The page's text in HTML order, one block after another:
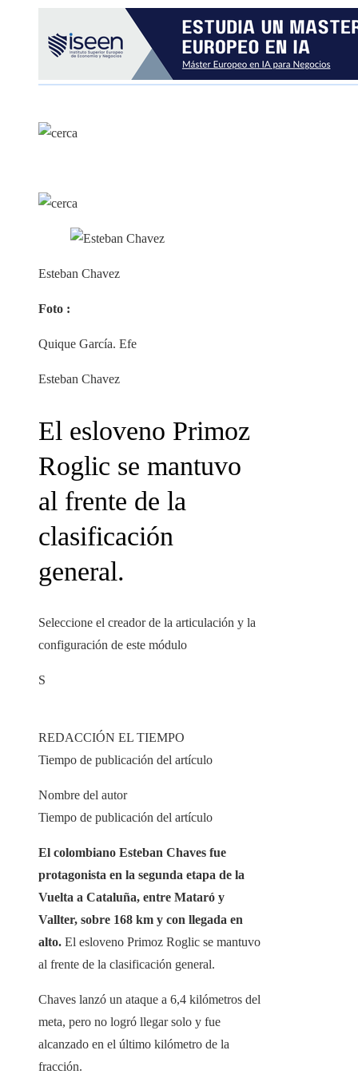
Esteban Chavez
Foto :
Quique García. Efe
Esteban Chavez
El esloveno Primoz
Roglic se mantuvo
al frente de la
clasificación
general.
Seleccione el creador de la articulación y la
configuración de este módulo
S
REDACCIÓN EL TIEMPO
Tiempo de publicación del artículo
Nombre del autor
Tiempo de publicación del artículo
El colombiano Esteban Chaves fue
protagonista en la segunda etapa de la
Vuelta a Cataluña, entre Mataró y
Vallter, sobre 168 km y con llegada en
alto. El esloveno Primoz Roglic se mantuvo
al frente de la clasificación general.
Chaves lanzó un ataque a 6,4 kilómetros del
meta, pero no logró llegar solo y fue
alcanzado en el último kilómetro de la
fracción.